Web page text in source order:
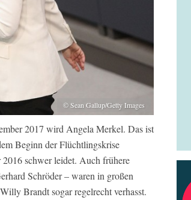
© Sean Gallup/Getty Images
2017 wird Angela Merkel. Das ist
Beginn der Flüchtlingskrise
schwer leidet. Auch frühere
Schröder – waren in großen
Brandt sogar regelrecht verhasst.